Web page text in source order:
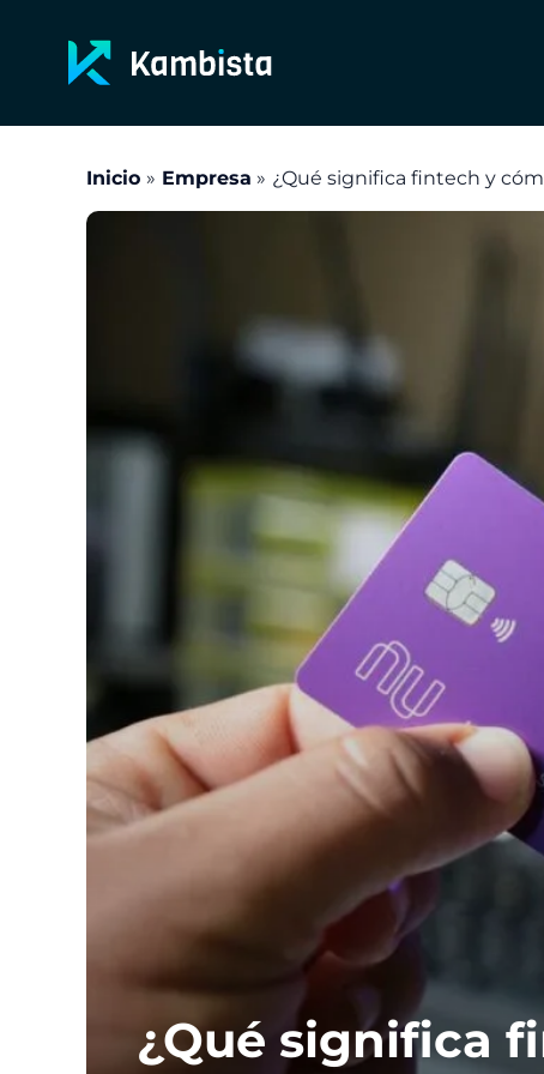
contenido
Inicio Empresa ¿Qué significa fintech y
¿Qué significa